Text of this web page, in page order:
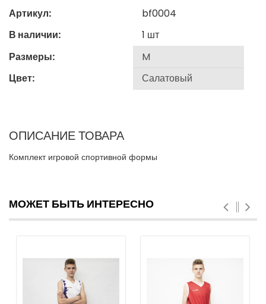
Артикул:
bf0004
В наличии:
1 шт
Размеры:
Цвет:
ОПИСАНИЕ ТОВАРА
Комплект игровой спортивной формы
МОЖЕТ БЫТЬ ИНТЕРЕСНО